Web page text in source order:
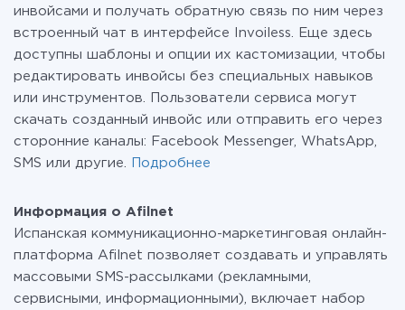
инвойсами и получать обратную связь по ним через
встроенный чат в интерфейсе Invoiless. Еще здесь
доступны шаблоны и опции их кастомизации, чтобы
редактировать инвойсы без специальных навыков
или инструментов. Пользователи сервиса могут
скачать созданный инвойс или отправить его через
сторонние каналы: Facebook Messenger, WhatsApp,
SMS или другие.
Подробнее
Информация о Afilnet
Испанская коммуникационно-маркетинговая онлайн-
платформа Afilnet позволяет создавать и управлять
массовыми SMS-рассылками (рекламными,
сервисными, информационными), включает набор